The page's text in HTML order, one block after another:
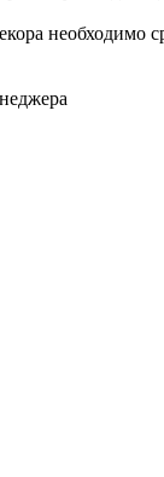
необходимо